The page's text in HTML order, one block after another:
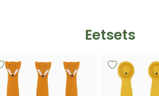
Eetsets